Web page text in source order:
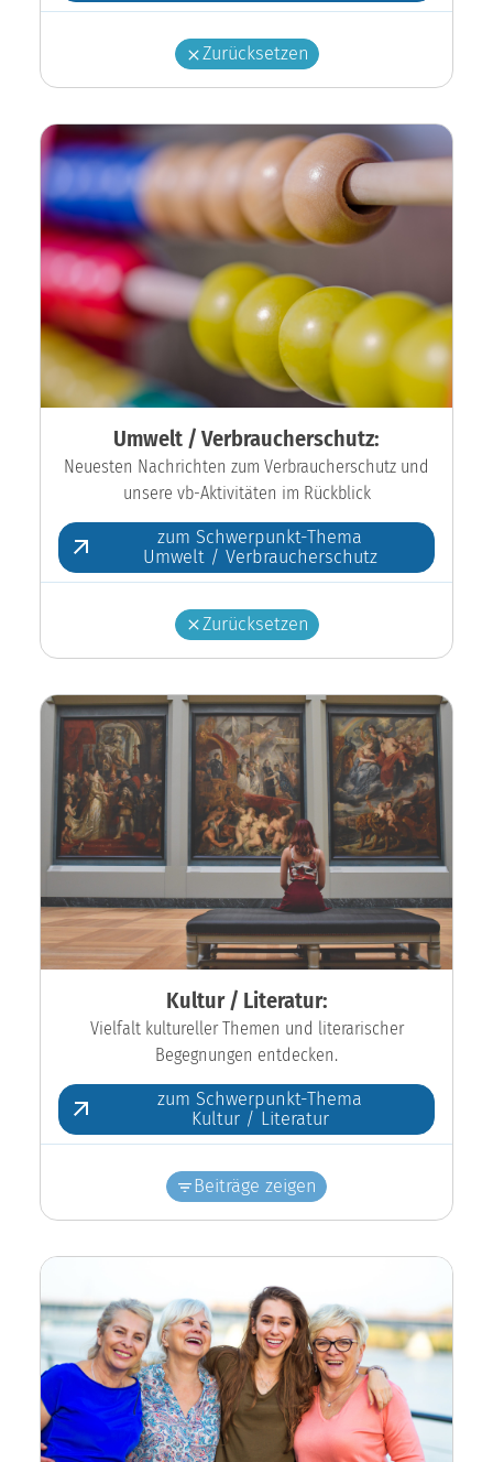
Zurücksetzen
Umwelt / Verbraucherschutz:
Neuesten Nachrichten zum Verbraucherschutz und
unsere vb-Aktivitäten im Rückblick
zum Schwerpunkt-Thema
Umwelt / Verbraucherschutz
Zurücksetzen
Kultur / Literatur:
Vielfalt kultureller Themen und literarischer
Begegnungen entdecken.
zum Schwerpunkt-Thema
Kultur / Literatur
Beiträge zeigen